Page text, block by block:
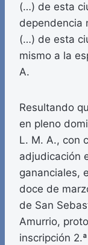
(…) de esta
dependencia
(…) de esta
mismo a la
A.
Resultando
en pleno
L. M. A., con
adjudicación
gananciales,
doce de
de San
Amurrio,
inscripción